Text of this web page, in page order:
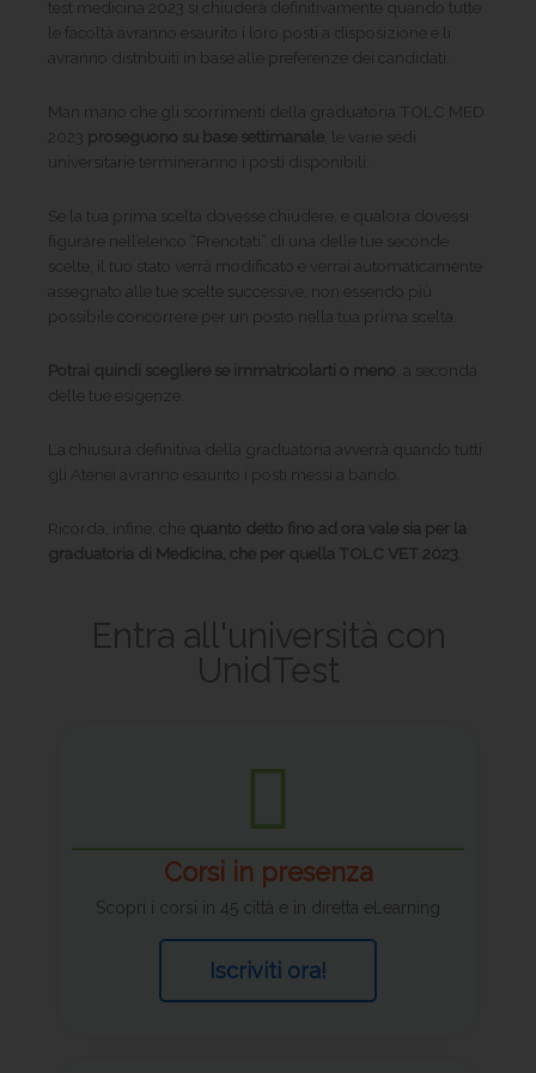
test medicina 2023 si chiuderà definitivamente quando tutte
le facoltà avranno esaurito i loro posti a disposizione e li
avranno distribuiti in base alle preferenze dei candidati.
Man mano che gli scorrimenti della graduatoria TOLC MED
2023 proseguono su base settimanale , le varie sedi
universitarie termineranno i posti disponibili.
Se la tua prima scelta dovesse chiudere, e qualora dovessi
figurare nell’elenco “Prenotati” di una delle tue seconde
scelte, il tuo stato verrà modificato e verrai automaticamente
assegnato alle tue scelte successive, non essendo più
possibile concorrere per un posto nella tua prima scelta.
Potrai quindi scegliere se immatricolarti o meno , a seconda
delle tue esigenze.
La chiusura definitiva della graduatoria avverrà quando tutti
gli Atenei avranno esaurito i posti messi a bando.
Ricorda, infine, che
quanto detto fino ad ora vale sia per la
graduatoria di Medicina, che per quella TOLC VET 2023
Entra all'università con
UnidTest
Corsi in presenza
Scopri i corsi in 45 città e in diretta eLearning
Iscriviti ora!